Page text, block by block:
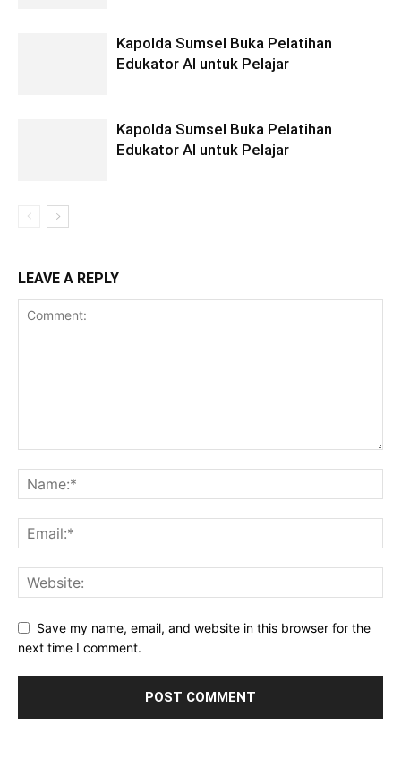
Kapolda Sumsel Buka Pelatihan
Edukator AI untuk Pelajar
Kapolda Sumsel Buka Pelatihan
Edukator AI untuk Pelajar
LEAVE A REPLY
Save my name, email, and website in this browser for the
next time I comment.